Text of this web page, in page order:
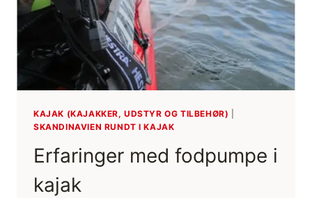
KAJAK (KAJAKKER, UDSTYR OG TILBEHØR)
SKANDINAVIEN RUNDT I KAJAK
Erfaringer med fodpumpe i
kajak